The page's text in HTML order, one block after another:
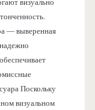
визуально
— выверенная
Поскольку
визуальном